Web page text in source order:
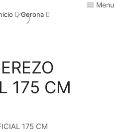
Menu
Gerona
175 CM
175 CM